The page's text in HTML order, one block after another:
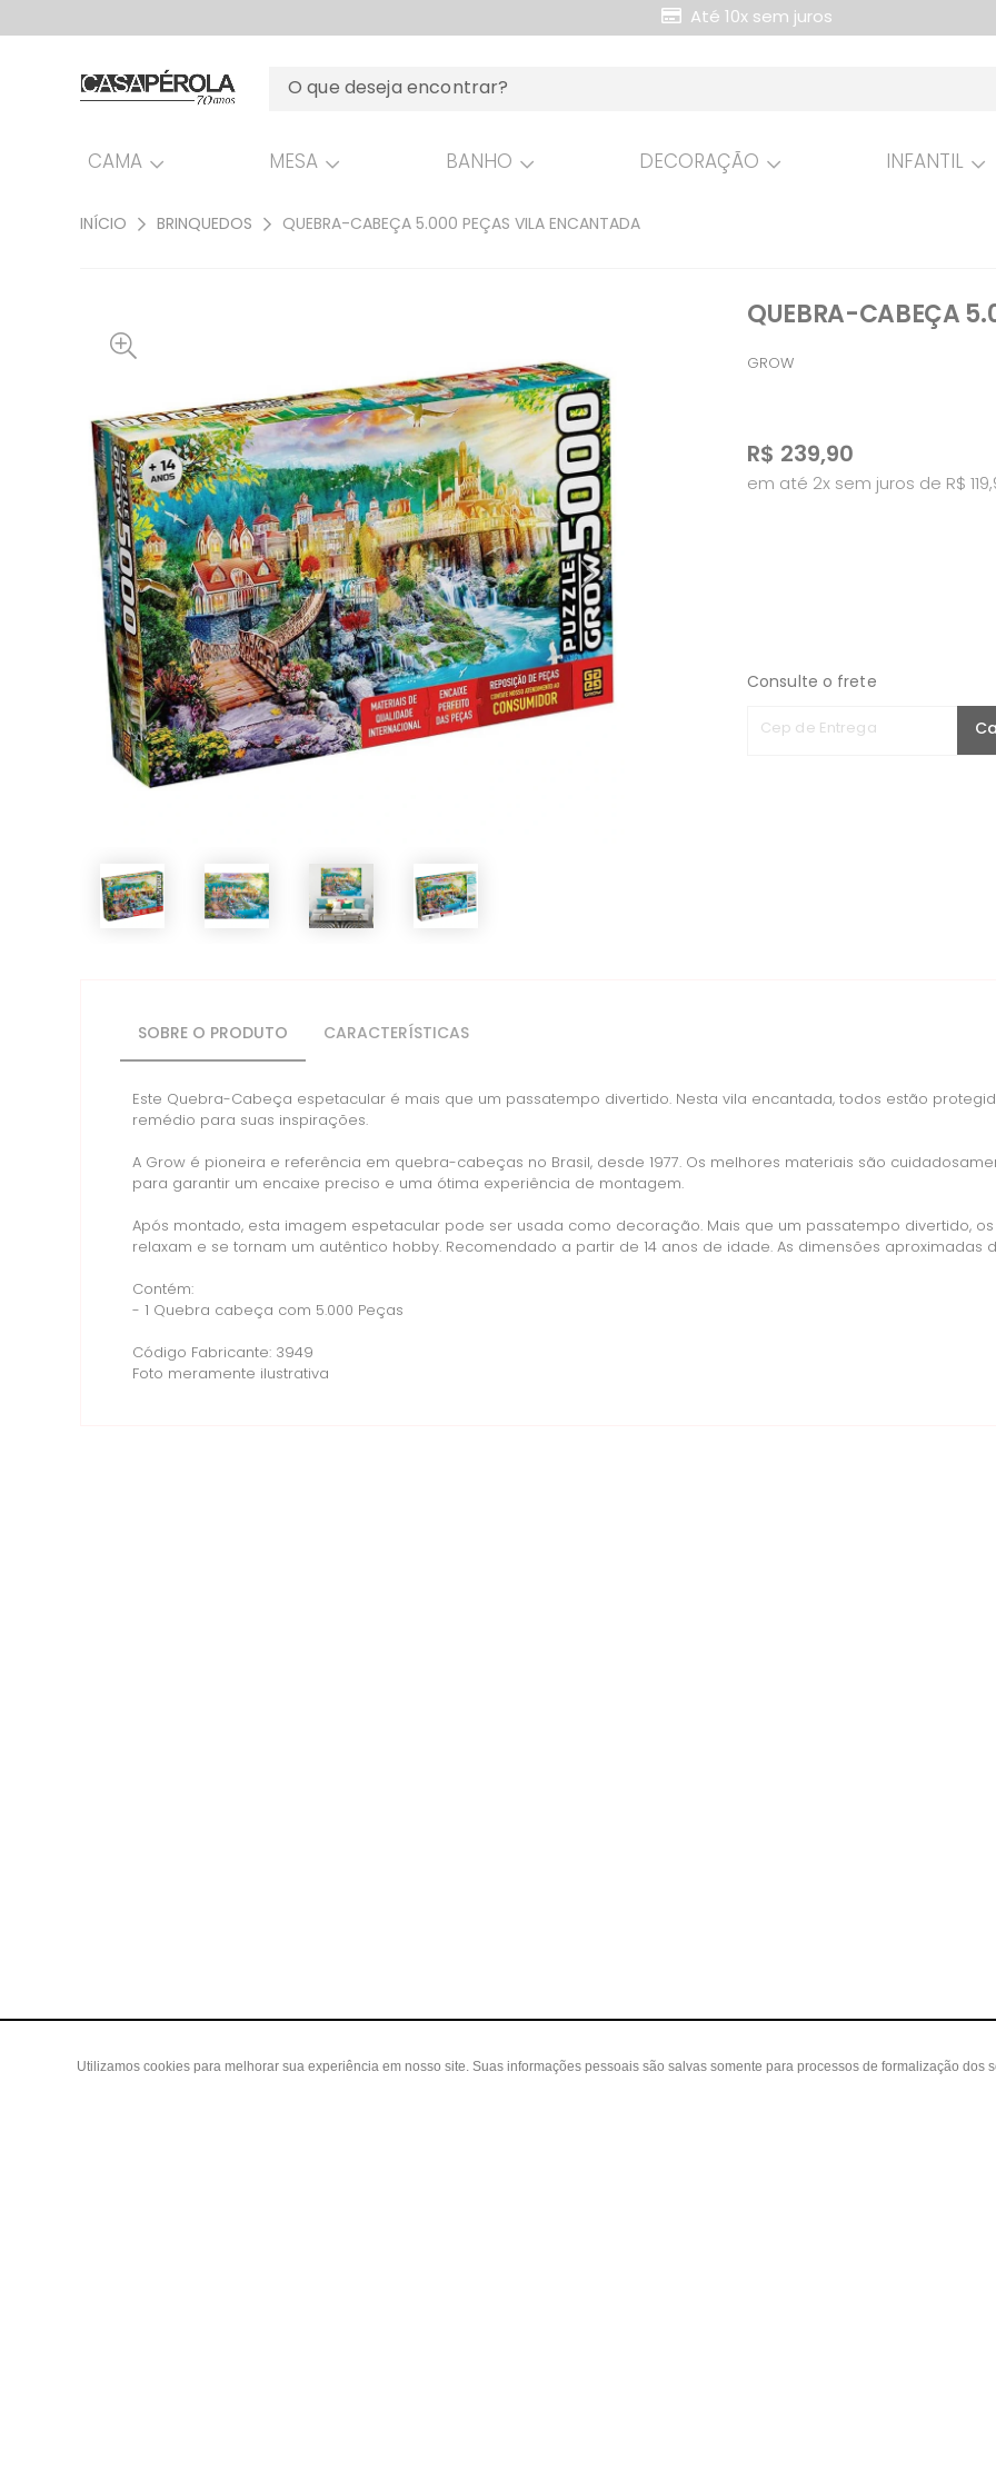
Até 10x sem juros
Retire Grátis na loja
CAMA MESA BANHO DECORAÇÃO INFANTIL
INÍCIO BRINQUEDOS QUEBRA-CABEÇA 5.000 PEÇAS VILA ENCANTADA
QUEBRA-CABEÇA
GROW
R$ 239,90
em até 2x sem juros de R$
Consulte o frete
Cep de Entrega
SOBRE O PRODUTO CARACTERÍSTICAS
Este Quebra-Cabeça espetacular é mais que um passatempo divertido. Nesta vila encantada, todos estão
remédio para suas inspirações.
A Grow é pioneira e referência em quebra-cabeças no Brasil, desde 1977. Os melhores materiais são
para garantir um encaixe preciso e uma ótima experiência de montagem.
Após montado, esta imagem espetacular pode ser usada como decoração. Mais que um passatempo divertido,
relaxam e se tornam um autêntico hobby. Recomendado a partir de 14 anos de idade. As dimensões aproximadas
Contém:
- 1 Quebra cabeça com 5.000 Peças
Código Fabricante: 3949
Foto meramente ilustrativa
Utilizamos cookies para melhorar sua experiência em nosso site. Suas informações pessoais são salvas somente para processos de formalização dos